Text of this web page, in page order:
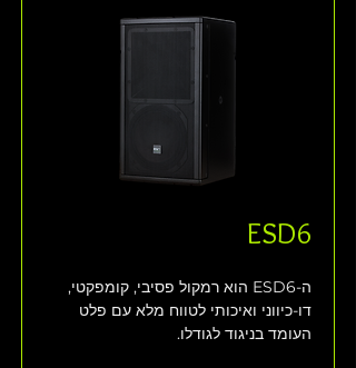
ESD6
ה-ESD6 הוא רמקול פסיבי, קומפקטי,
דו-כיווני ואיכותי לטווח מלא עם פלט
העומד בניגוד לגודלו.